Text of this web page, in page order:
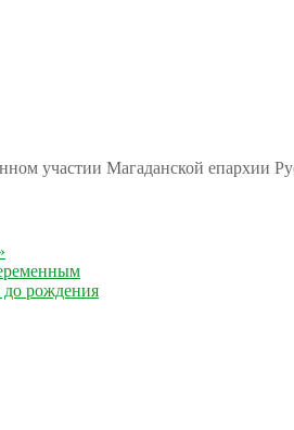
участии Магаданской епархии
до рождения